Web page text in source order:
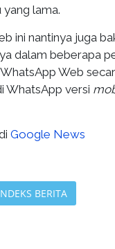
lama.
ini nantinya juga
dalam beberapa
Web
WhatsApp versi
Google News
BERITA